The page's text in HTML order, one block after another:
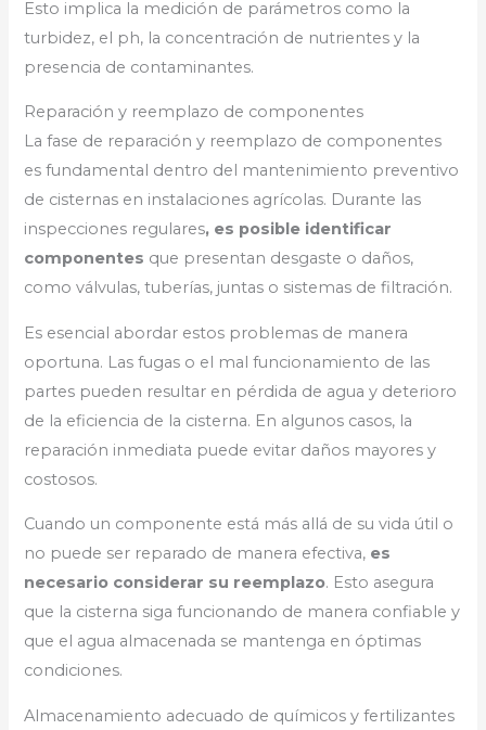
Esto implica la medición de parámetros como la
turbidez, el ph, la concentración de nutrientes y la
presencia de contaminantes.
Reparación y reemplazo de componentes
La fase de reparación y reemplazo de componentes
es fundamental dentro del mantenimiento preventivo
de cisternas en instalaciones agrícolas. Durante las
inspecciones regulares, es posible identificar
componentes que presentan desgaste o daños,
como válvulas, tuberías, juntas o sistemas de filtración.
Es esencial abordar estos problemas de manera
oportuna. Las fugas o el mal funcionamiento de las
partes pueden resultar en pérdida de agua y deterioro
de la eficiencia de la cisterna. En algunos casos, la
reparación inmediata puede evitar daños mayores y
costosos.
Cuando un componente está más allá de su vida útil o
no puede ser reparado de manera efectiva, es
necesario considerar su reemplazo. Esto asegura
que la cisterna siga funcionando de manera confiable y
que el agua almacenada se mantenga en óptimas
condiciones.
Almacenamiento adecuado de químicos y fertilizantes